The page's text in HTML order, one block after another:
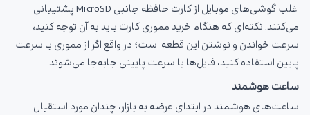
اغلب گوشی‌های موبایل از کارت حافظه جانبی MicroSD پشتیبانی
می‌کنند. نکته‌ای که هنگام خرید مموری کارت باید به آن توجه کنید،
سرعت خواندن و نوشتن این قطعه است؛ در واقع اگر از مموری با سرعت
پایین استفاده کنید، فایل‌ها با سرعت پایینی جابه‌جا می‌شوند.
ساعت هوشمند
ساعت‌های هوشمند در ابتدای عرضه به بازار، چندان مورد استقبال